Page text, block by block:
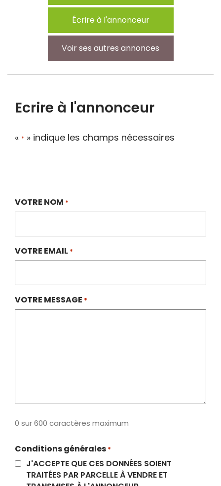
Écrire à l'annonceur
Voir ses autres annonces
Ecrire à l'annonceur
« * » indique les champs nécessaires
VOTRE NOM *
VOTRE EMAIL *
VOTRE MESSAGE *
0 sur 600 caractères maximum
Conditions générales *
J'ACCEPTE QUE CES DONNÉES SOIENT
TRAITÉES PAR PARCELLE À VENDRE ET